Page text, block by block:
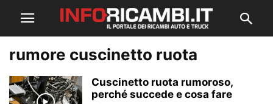
rumore cuscinetto ruota
Cuscinetto ruota rumoroso,
perché succede e cosa fare